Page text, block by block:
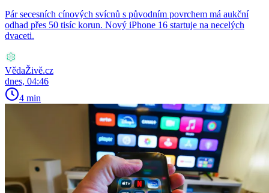
Pár secesních cínových svícnů s původním povrchem má aukční
odhad přes 50 tisíc korun. Nový iPhone 16 startuje na necelých
dvaceti.
VědaŽivě.cz
dnes, 04:46
4 min